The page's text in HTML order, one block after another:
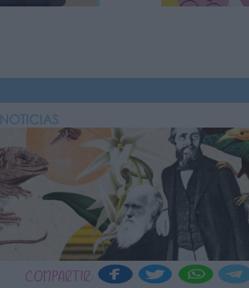
NOTICIAS
COMPARTIR: